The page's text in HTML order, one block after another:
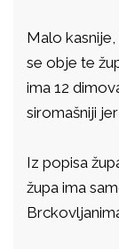
Malo
se obje te
ima 12
siromašniji
Iz popisa
župa ima